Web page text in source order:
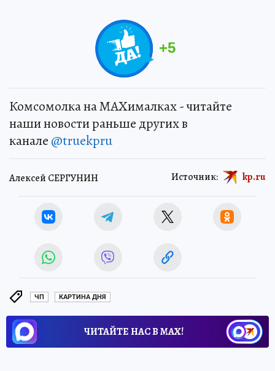
+5
Комсомолка на MAXималках - читайте
наши новости раньше других в
канале @truekpru
Алексей СЕРГУНИН Источник: kp.ru
ЧП КАРТИНА ДНЯ
ЧИТАЙТЕ НАС В МАХ!